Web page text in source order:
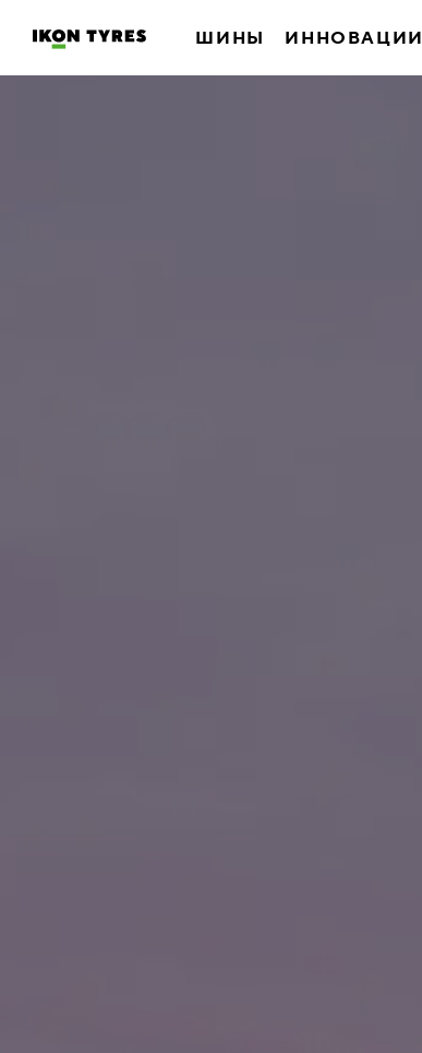
ШИНЫ ИННОВАЦИИ